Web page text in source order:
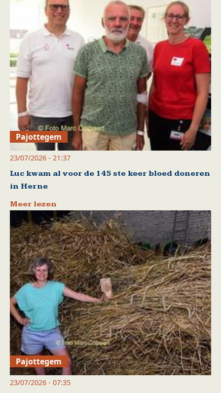
Pajottegem
23/07/2026 - 21:37
Luc kwam al voor de 145 ste keer bloed doneren
in Herne
Meer lezen
Pajottegem
23/07/2026 - 07:35